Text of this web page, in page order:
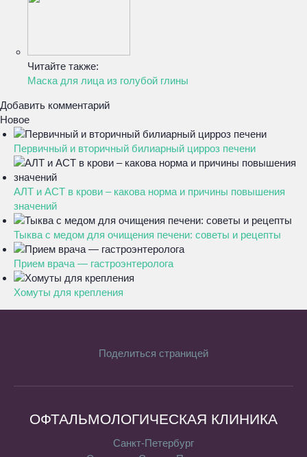
Читайте также:
Маска для лица из голубой глины
Добавить комментарий
Новое
Первичный и вторичный билиарный цирроз печени
АЛТ и АСТ в крови – какова норма и причины повышения
значений
Тыква с медом для очищения печени: советы и рецепты
Прием врача — гастроэнтеролога
Хомуты для крепления
Поделиться страницей
ОФТАЛЬМОЛОГИЧЕСКАЯ КЛИНИКА
Санкт-Петербург